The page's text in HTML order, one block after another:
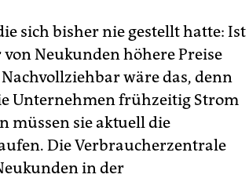
sich bisher nie gestellt hatte: Ist
Neukunden höhere Preise
wäre das, denn
Unternehmen frühzeitig Strom
müssen sie aktuell die
Die Verbraucherzentrale
in der